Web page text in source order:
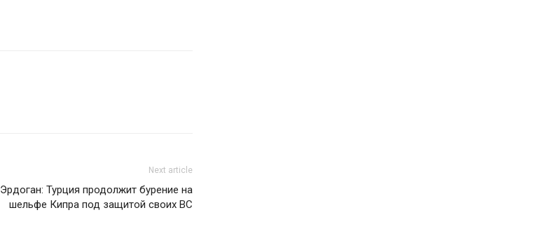
Next article
Эрдоган: Турция продолжит бурение на
шельфе Кипра под защитой своих ВС